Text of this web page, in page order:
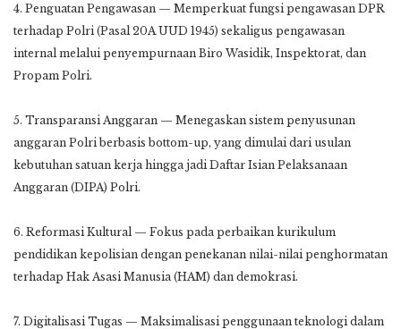
4. Penguatan Pengawasan — Memperkuat fungsi pengawasan DPR
terhadap Polri (Pasal 20A UUD 1945) sekaligus pengawasan
internal melalui penyempurnaan Biro Wasidik, Inspektorat, dan
Propam Polri.
5. Transparansi Anggaran — Menegaskan sistem penyusunan
anggaran Polri berbasis bottom-up, yang dimulai dari usulan
kebutuhan satuan kerja hingga jadi Daftar Isian Pelaksanaan
Anggaran (DIPA) Polri.
6. Reformasi Kultural — Fokus pada perbaikan kurikulum
pendidikan kepolisian dengan penekanan nilai-nilai penghormatan
terhadap Hak Asasi Manusia (HAM) dan demokrasi.
7. Digitalisasi Tugas — Maksimalisasi penggunaan teknologi dalam